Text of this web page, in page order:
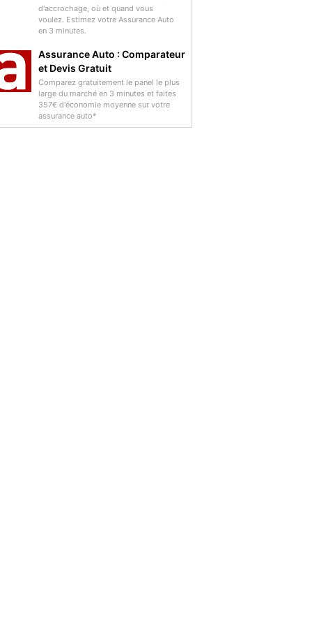
d'accrochage, où et quand vous
voulez. Estimez votre Assurance Auto
en 3 minutes.
Assurance Auto : Comparateur
et Devis Gratuit
Comparez gratuitement le panel le plus
large du marché en 3 minutes et faites
357€ d'économie moyenne sur votre
assurance auto*